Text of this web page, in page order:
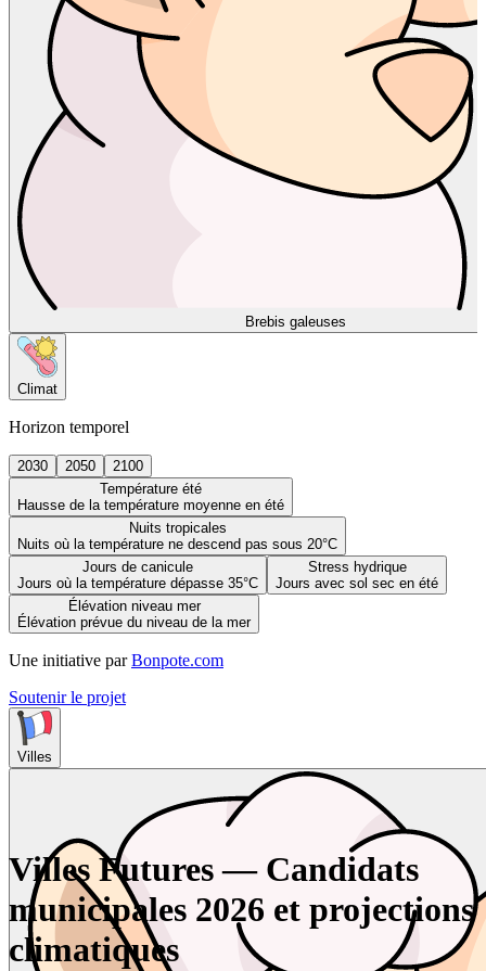
Brebis galeuses
Climat
Horizon temporel
2030 2050
2100
Température été
Hausse de la température moyenne en été
Nuits tropicales
Nuits où la température ne descend pas sous 20°C
Jours de canicule
Jours où la température dépasse 35°C
Stress hydrique
Jours avec sol sec en été
Élévation niveau mer
Élévation prévue du niveau de la mer
Une initiative par Bonpote.com
Soutenir le projet
Villes
Villes Futures — Candidats
municipales 2026 et projections
climatiques